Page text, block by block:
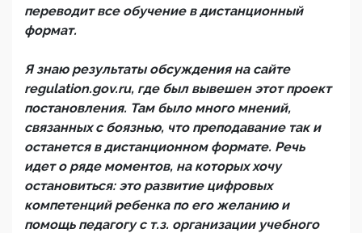
переводит все обучение в дистанционный
формат.
Я знаю результаты обсуждения на сайте
regulation.gov.ru, где был вывешен этот проект
постановления. Там было много мнений,
связанных с боязнью, что преподавание так и
останется в дистанционном формате. Речь
идет о ряде моментов, на которых хочу
остановиться: это развитие цифровых
компетенций ребенка по его желанию и
помощь педагогу с т.з. организации учебного